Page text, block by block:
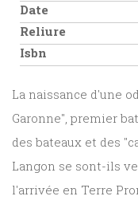
Date
Reliure
Isbn
La naissance d'une
Garonne", premier
des bateaux et des
Langon se sont-ils
l'arrivée en Terre